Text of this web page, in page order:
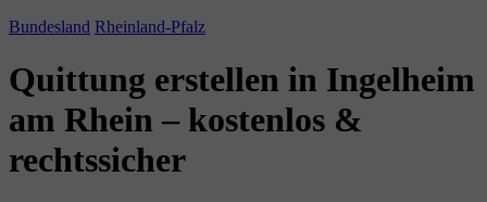
Bundesland Rheinland-Pfalz
Quittung erstellen in Ingelheim
am Rhein – kostenlos &
rechtssicher